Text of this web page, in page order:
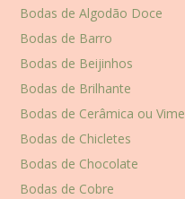
Bodas de Algodão Doce
Bodas de Barro
Bodas de Beijinhos
Bodas de Brilhante
Bodas de Cerâmica ou Vime
Bodas de Chicletes
Bodas de Chocolate
Bodas de Cobre